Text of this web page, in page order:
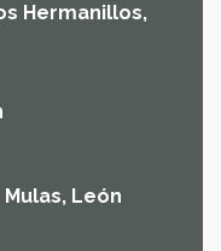
Hermanillos,
León